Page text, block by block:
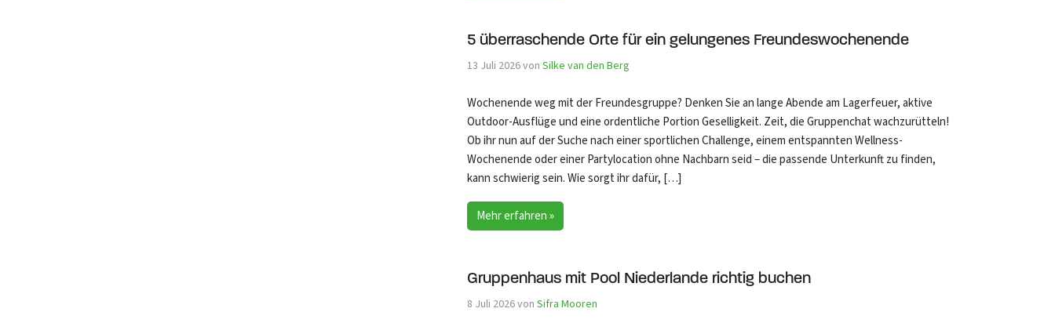
5 überraschende Orte für ein gelungenes Freundeswochenende
13 Juli 2026von Silke van den Berg
Wochenende weg mit der Freundesgruppe? Denken Sie an lange Abende am Lagerfeuer, aktive
Outdoor-Ausflüge und eine ordentliche Portion Geselligkeit. Zeit, die Gruppenchat wachzurütteln!
Ob ihr nun auf der Suche nach einer sportlichen Challenge, einem entspannten Wellness-
Wochenende oder einer Partylocation ohne Nachbarn seid – die passende Unterkunft zu finden,
kann schwierig sein. Wie sorgt ihr dafür, […]
Mehr erfahren »
Gruppenhaus mit Pool Niederlande richtig buchen
8 Juli 2026von Sifra Mooren